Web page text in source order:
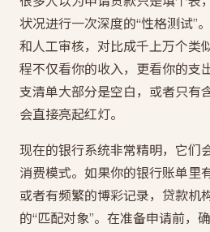
状况进行一次深度的“性格测试”
和人工审核，对比成千上万个类
程不仅看你的收入，更看你的支
支清单大部分是空白，或者只有
会直接亮起红灯。
现在的银行系统非常精明，它们
消费模式。如果你的银行账单里
或者有频繁的博彩记录，贷款机
的“匹配对象”。在准备申请前，